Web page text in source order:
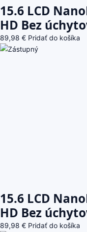
15.6 LCD
HD Bez
89,98 € Pridať do košíka
15.6 LCD
HD Bez
89,98 € Pridať do košíka